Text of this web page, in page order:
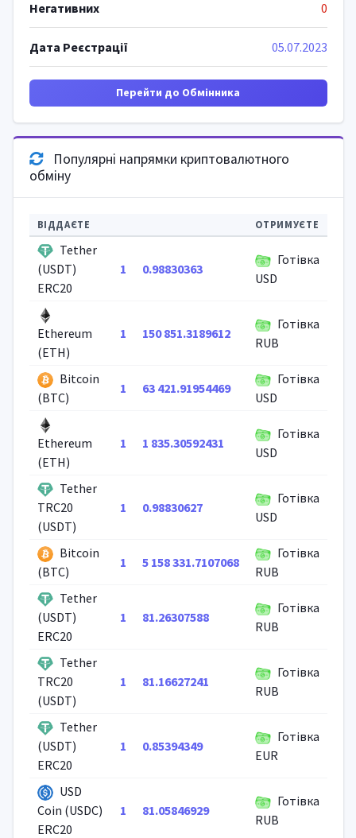
Негативних 0
Дата Реєстрації 05.07.2023
Перейти до Обмінника
Популярні напрямки криптовалютного
обміну
ВІДДАЄТЕ ОТРИМУЄТЕ
Tether
(USDT)
ERC20
1 0.98830363
Готівка
USD
Ethereum
(ETH)
1 150 851.3189612
Готівка
RUB
Bitcoin
(BTC)
1 63 421.91954469
Готівка
USD
Ethereum
(ETH)
1 1 835.30592431
Готівка
USD
Tether
TRC20
(USDT)
1 0.98830627
Готівка
USD
Bitcoin
(BTC)
1 5 158 331.7107068
Готівка
RUB
Tether
(USDT)
ERC20
1 81.26307588
Готівка
RUB
Tether
TRC20
(USDT)
1 81.16627241
Готівка
RUB
Tether
(USDT)
ERC20
1 0.85394349
Готівка
EUR
USD
Coin (USDC)
ERC20
1 81.05846929
Готівка
RUB